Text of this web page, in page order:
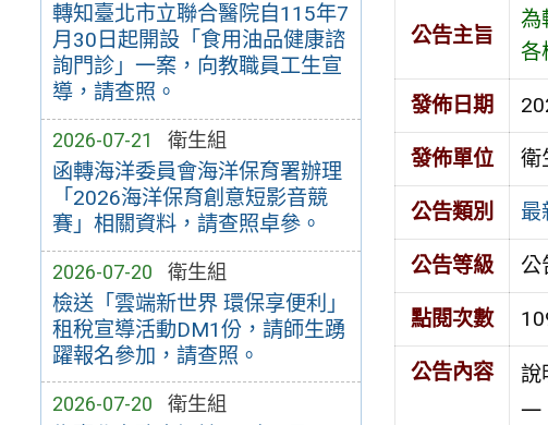
轉知臺北市立聯合醫院自115年7
月30日起開設「食用油品健康諮
詢門診」一案，向教職員工生宣
導，請查照。
2026-07-21 衛生組
函轉海洋委員會海洋保育署辦理
「2026海洋保育創意短影音競
賽」相關資料，請查照卓參。
2026-07-20 衛生組
檢送「雲端新世界 環保享便利」
租稅宣導活動DM1份，請師生踴
躍報名參加，請查照。
2026-07-20 衛生組
公告主旨
為
各
發佈日期
發佈單位 衛
公告類別 最
公告等級 公
點閱次數
公告內容
說
一